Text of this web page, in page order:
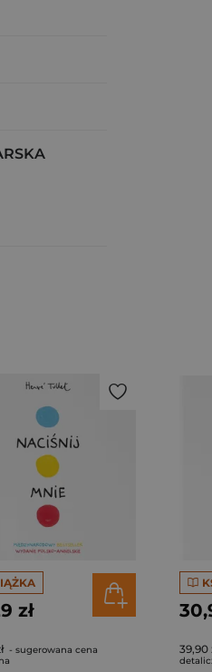
zł
- sugerowana cena
39,90